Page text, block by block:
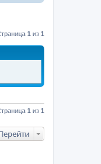
1 из 1
1 из 1